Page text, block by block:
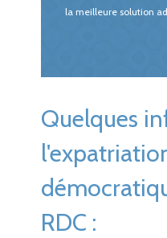
la meilleure solution
Quelques
RDC :